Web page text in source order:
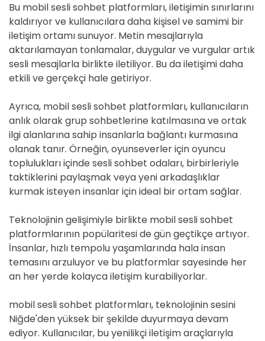
Bu mobil sesli sohbet platformları, iletişimin sınırlarını
kaldırıyor ve kullanıcılara daha kişisel ve samimi bir
iletişim ortamı sunuyor. Metin mesajlarıyla
aktarılamayan tonlamalar, duygular ve vurgular artık
sesli mesajlarla birlikte iletiliyor. Bu da iletişimi daha
etkili ve gerçekçi hale getiriyor.
Ayrıca, mobil sesli sohbet platformları, kullanıcıların
anlık olarak grup sohbetlerine katılmasına ve ortak
ilgi alanlarına sahip insanlarla bağlantı kurmasına
olanak tanır. Örneğin, oyunseverler için oyuncu
toplulukları içinde sesli sohbet odaları, birbirleriyle
taktiklerini paylaşmak veya yeni arkadaşlıklar
kurmak isteyen insanlar için ideal bir ortam sağlar.
Teknolojinin gelişimiyle birlikte mobil sesli sohbet
platformlarının popülaritesi de gün geçtikçe artıyor.
İnsanlar, hızlı tempolu yaşamlarında hala insan
temasını arzuluyor ve bu platformlar sayesinde her
an her yerde kolayca iletişim kurabiliyorlar.
mobil sesli sohbet platformları, teknolojinin sesini
Niğde'den yüksek bir şekilde duyurmaya devam
ediyor. Kullanıcılar, bu yenilikçi iletişim araçlarıyla